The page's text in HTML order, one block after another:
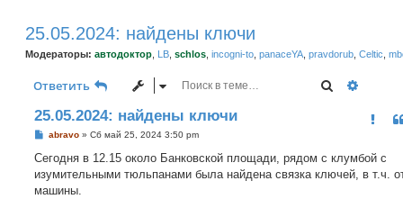
25.05.2024: найдены ключи
Модераторы: автодоктор LB schlos incogni-to panaceYA pravdorub Celtic
Ответить Поиск
25.05.2024: найдены ключи
С
о
щ
е
abravo» Сб май 25, 2024 3:50 pm
Сегодня в 12.15 около Банковской площади, рядом с клумбой с
изумительными тюльпанами была найдена связка ключей, в т.ч.
машины.